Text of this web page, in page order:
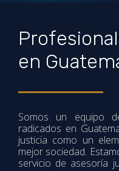
en
Somos un equipo
radicados en
justicia como un
mejor sociedad.
servicio de asesoría